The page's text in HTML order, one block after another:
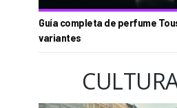
Guía completa de perfume
variantes